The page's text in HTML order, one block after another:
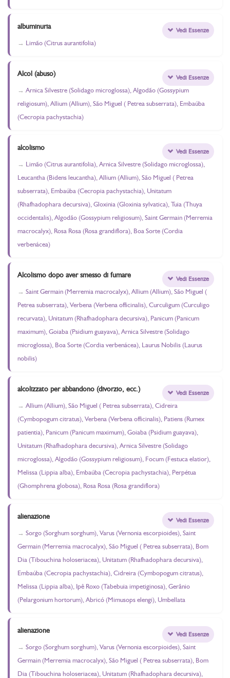
albuminuria
Limão (Citrus aurantifolia)
Vedi Essenze
Alcol (abuso)
Arnica Silvestre (Solidago microglossa), Algodão (Gossypium
religiosum), Allium (Allium), São Miguel ( Petrea subserrata), Embaúba
(Cecropia pachystachia)
Vedi Essenze
alcolismo
Limão (Citrus aurantifolia), Arnica Silvestre (Solidago microglossa),
Leucantha (Bidens leucantha), Allium (Allium), São Miguel ( Petrea
subserrata), Embaúba (Cecropia pachystachia), Unitatum
(Rhafhadophara decursiva), Gloxinia (Gloxinia sylvatica), Tuia (Thuya
occidentalis), Algodão (Gossypium religiosum), Saint Germain (Merremia
macrocalyx), Rosa Rosa (Rosa grandiflora), Boa Sorte (Cordia
verbenácea)
Vedi Essenze
Alcolismo dopo aver smesso di fumare
Saint Germain (Merremia macrocalyx), Allium (Allium), São Miguel (
Petrea subserrata), Verbena (Verbena officinalis), Curculigum (Curculigo
recurvata), Unitatum (Rhafhadophara decursiva), Panicum (Panicum
maximum), Goiaba (Psidium guayava), Arnica Silvestre (Solidago
microglossa), Boa Sorte (Cordia verbenácea), Laurus Nobilis (Laurus
nobilis)
Vedi Essenze
alcolizzato per abbandono (divorzio, ecc.)
Allium (Allium), São Miguel ( Petrea subserrata), Cidreira
(Cymbopogum citratus), Verbena (Verbena officinalis), Patiens (Rumex
patientia), Panicum (Panicum maximum), Goiaba (Psidium guayava),
Unitatum (Rhafhadophara decursiva), Arnica Silvestre (Solidago
microglossa), Algodão (Gossypium religiosum), Focum (Festuca elatior),
Melissa (Lippia alba), Embaúba (Cecropia pachystachia), Perpétua
(Ghomphrena globosa), Rosa Rosa (Rosa grandiflora)
Vedi Essenze
alienazione
Sorgo (Sorghum sorghum), Varus (Vernonia escorpioides), Saint
Germain (Merremia macrocalyx), São Miguel ( Petrea subserrata), Bom
Dia (Tibouchina holoseriacea), Unitatum (Rhafhadophara decursiva),
Embaúba (Cecropia pachystachia), Cidreira (Cymbopogum citratus),
Melissa (Lippia alba), Ipê Roxo (Tabebuia impetiginosa), Gerânio
(Pelargonium hortorum), Abricó (Mimusops elengi), Umbellata
Vedi Essenze
alienazione
Sorgo (Sorghum sorghum), Varus (Vernonia escorpioides), Saint
Germain (Merremia macrocalyx), São Miguel ( Petrea subserrata), Bom
Dia (Tibouchina holoseriacea), Unitatum (Rhafhadophara decursiva),
Vedi Essenze